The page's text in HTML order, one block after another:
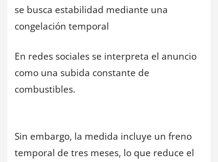
se busca estabilidad mediante una
congelación temporal
En redes sociales se interpreta el anuncio
como una subida constante de
combustibles.
Sin embargo, la medida incluye un freno
temporal de tres meses, lo que reduce el